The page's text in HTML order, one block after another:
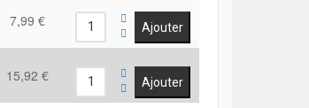
7,99 €
15,92 €